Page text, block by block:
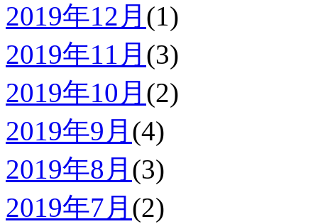
2019年12月 (1)
2019年11月 (3)
2019年10月 (2)
2019年9月 (4)
2019年8月 (3)
2019年7月 (2)